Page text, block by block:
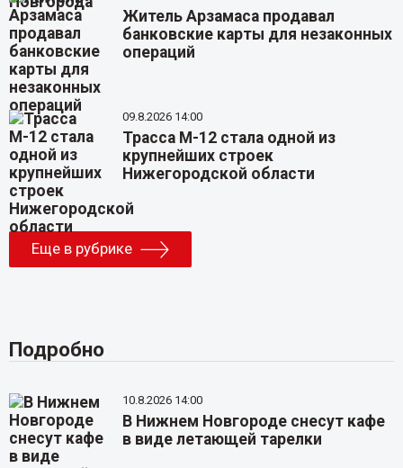
Житель Арзамаса продавал
банковские карты для незаконных
операций
09.8.2026 14:00
Трасса М-12 стала одной из
крупнейших строек
Нижегородской области
Еще в рубрике
Подробно
10.8.2026 14:00
В Нижнем Новгороде снесут кафе
в виде летающей тарелки